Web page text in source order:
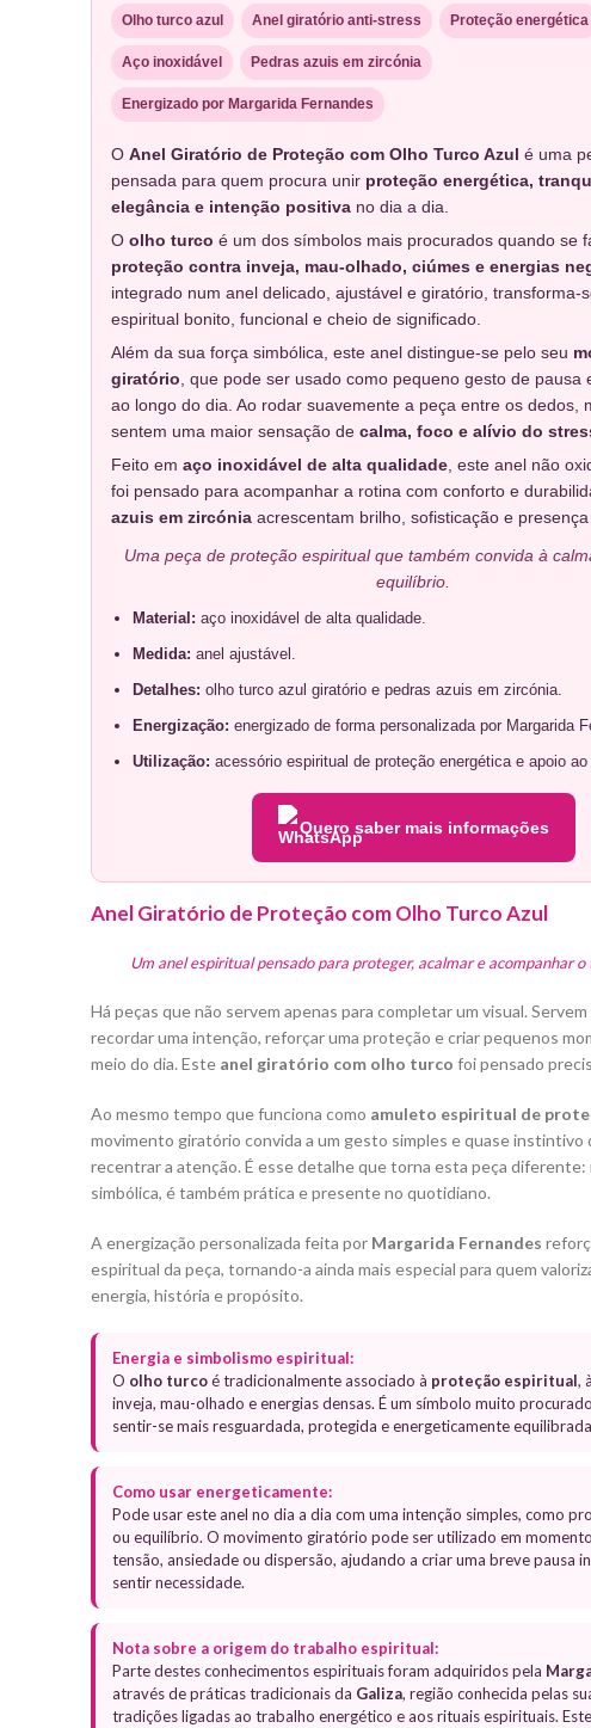
Olho turco azul Anel giratório anti-stress Proteção energética
Aço inoxidável Pedras azuis em zircónia
Energizado por Margarida Fernandes
O Anel Giratório de Proteção com Olho Turco Azul é uma
pensada para quem procura unir proteção energética,
elegância e intenção positiva no dia a dia.
O olho turco é um dos símbolos mais procurados quando se
proteção contra inveja, mau-olhado, ciúmes e energias
integrado num anel delicado, ajustável e giratório, transforma-
espiritual bonito, funcional e cheio de significado.
Além da sua força simbólica, este anel distingue-se pelo seu
giratório , que pode ser usado como pequeno gesto de pausa
ao longo do dia. Ao rodar suavemente a peça entre os dedos,
sentem uma maior sensação de calma, foco e alívio do
Feito em aço inoxidável de alta qualidade , este anel não
foi pensado para acompanhar a rotina com conforto e
azuis em zircónia acrescentam brilho, sofisticação e presença
Uma peça de proteção espiritual que também convida à
equilíbrio.
Material: aço inoxidável de alta qualidade.
Medida: anel ajustável.
Detalhes: olho turco azul giratório e pedras azuis em zircónia.
Energização: energizado de forma personalizada por Margarida
Utilização: acessório espiritual de proteção energética e apoio
Quero saber mais informações
Anel Giratório de Proteção com Olho Turco Azul
Um anel espiritual pensado para proteger, acalmar e acompanhar
Há peças que não servem apenas para completar um visual.
recordar uma intenção, reforçar uma proteção e criar pequenos
meio do dia. Este anel giratório com olho turco foi pensado
Ao mesmo tempo que funciona como amuleto espiritual de
movimento giratório convida a um gesto simples e quase instintivo
recentrar a atenção. É esse detalhe que torna esta peça diferente:
simbólica, é também prática e presente no quotidiano.
A energização personalizada feita por Margarida Fernandes
espiritual da peça, tornando-a ainda mais especial para quem
energia, história e propósito.
Energia e simbolismo espiritual:
O olho turcoé tradicionalmente associado à proteção espiritual,
inveja, mau-olhado e energias densas. É um símbolo muito
sentir-se mais resguardada, protegida e energeticamente
Como usar energeticamente:
Pode usar este anel no dia a dia com uma intenção simples, como
ou equilíbrio. O movimento giratório pode ser utilizado em
tensão, ansiedade ou dispersão, ajudando a criar uma breve pausa
sentir necessidade.
Nota sobre a origem do trabalho espiritual:
Parte destes conhecimentos espirituais foram adquiridos pela
através de práticas tradicionais da Galiza, região conhecida pelas
tradições ligadas ao trabalho energético e aos rituais espirituais.